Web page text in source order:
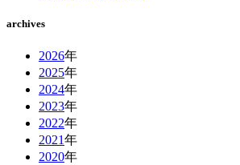
archives
2026年
2025年
2024年
2023年
2022年
2021年
2020年